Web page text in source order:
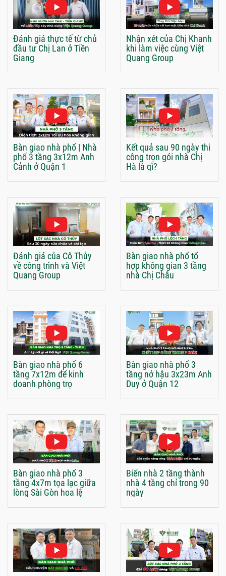
Đánh giá thực tế từ chủ
đầu tư Chị Lan ở Tiền
Giang
Nhận xét của Chị Khanh
khi làm việc cùng Việt
Quang Group
Bàn giao nhà phố | Nhà
phố 3 tầng 3x12m Anh
Cảnh ở Quận 1
Kết quả sau 90 ngày thi
công trọn gói nhà Chị
Hà là gì?
Đánh giá của Cô Thủy
về công trình và Việt
Quang Group
Bàn giao nhà phố tổ
hợp không gian 3 tầng
nhà Chị Châu
Bàn giao nhà phố 6
tầng 7x12m để kinh
doanh phòng trọ
Bàn giao nhà phố 3
tầng nở hậu 3x23m Anh
Duy ở Quận 12
Bàn giao nhà phố 3
tầng 4x7m tọa lạc giữa
lòng Sài Gòn hoa lệ
Biến nhà 2 tầng thành
nhà 4 tầng chỉ trong 90
ngày